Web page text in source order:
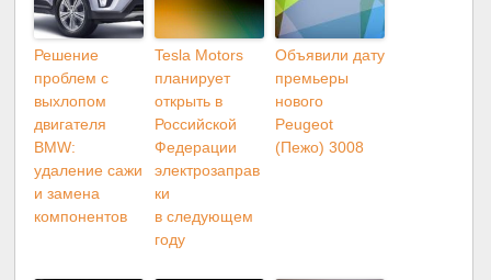
Решение
проблем с
выхлопом
двигателя
BMW:
удаление сажи
и замена
компонентов
Tesla Motors
планирует
открыть в
Российской
Федерации
электрозаправ
ки
в следующем
году
Объявили дату
премьеры
нового
Peugeot
(Пежо) 3008